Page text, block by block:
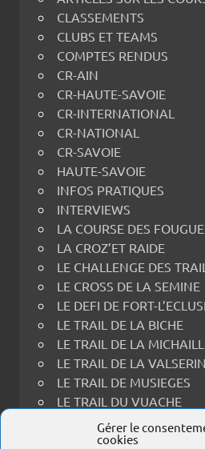
Gérer le
cookies
CLASSEMENTS
CLUBS ET TEAMS
COMPTES RENDUS
CR-AIN
CR-HAUTE-SAVOIE
CR-INTERNATIONAL
CR-NATIONAL
CR-SAVOIE
HAUTE-SAVOIE
INFOS PRATIQUES
INTERVIEWS
LA COURSE DES
LA CROZ’ET RAIDE
LE CHALLENGE DES
LE CROSS DE LA SEMINE
LE DEFI DE FORT-
LE TRAIL DE LA BICHE
LE TRAIL DE LA
LE TRAIL DE LA
LE TRAIL DE MUSIEGES
LE TRAIL DU VUACHE
LE TRAIL THOIRY-RECULET
LES PRINCES EN FOULEES